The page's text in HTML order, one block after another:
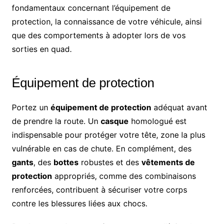
fondamentaux concernant l’équipement de
protection, la connaissance de votre véhicule, ainsi
que des comportements à adopter lors de vos
sorties en quad.
Équipement de protection
Portez un équipement de protection adéquat avant
de prendre la route. Un casque homologué est
indispensable pour protéger votre tête, zone la plus
vulnérable en cas de chute. En complément, des
gants, des bottesrobustes et des vêtements de
protection appropriés, comme des combinaisons
renforcées, contribuent à sécuriser votre corps
contre les blessures liées aux chocs.